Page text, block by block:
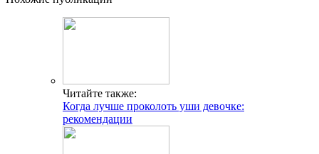
Читайте также:
Когда лучше проколоть уши девочке:
рекомендации